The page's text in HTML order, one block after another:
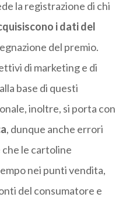
la registrazione di chi
i dati del
del premio.
di marketing e di
base di questi
inoltre, si porta con
, dunque anche errori
le cartoline
nei punti vendita,
del consumatore e